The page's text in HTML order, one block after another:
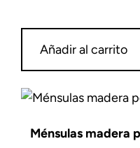
Añadir al carrito
Ménsulas madera